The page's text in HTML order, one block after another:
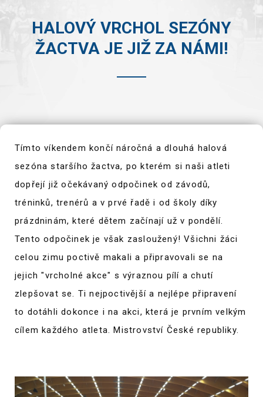
HALOVÝ VRCHOL SEZÓNY
ŽACTVA JE JIŽ ZA NÁMI!
Tímto víkendem končí náročná a dlouhá halová
sezóna staršího žactva, po kterém si naši atleti
dopřejí již očekávaný odpočinek od závodů,
tréninků, trenérů a v prvé řadě i od školy díky
prázdninám, které dětem začínají už v pondělí.
Tento odpočinek je však zasloužený! Všichni žáci
celou zimu poctivě makali a připravovali se na
jejich "vrcholné akce" s výraznou pílí a chutí
zlepšovat se. Ti nejpoctivější a nejlépe připravení
to dotáhli dokonce i na akci, která je prvním velkým
cílem každého atleta. Mistrovství České republiky.